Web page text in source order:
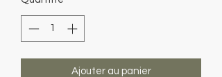
Ajouter au panier